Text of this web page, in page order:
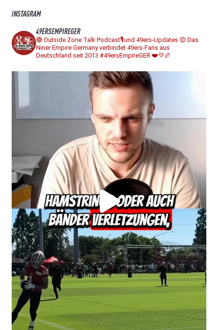
INSTAGRAM
49ERSEMPIREGER
🔴 Outside Zone Talk Podcast🎙️und 49ers-Updates 🟡 Das
Niner Empire Germany verbindet 49ers-Fans aus
Deutschland seit 2013 #49ersEmpireGER ❤️💛🏉